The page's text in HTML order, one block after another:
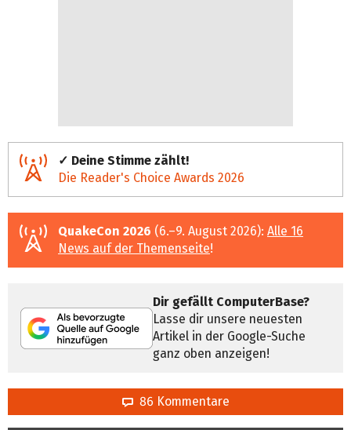
✓ Deine Stimme zählt!
Die Reader's Choice Awards 2026
QuakeCon 2026 (6.–9. August 2026): Alle 16
News auf der Themenseite!
Dir gefällt ComputerBase?
Lasse dir unsere neuesten
Artikel in der Google-Suche
ganz oben anzeigen!
86 Kommentare